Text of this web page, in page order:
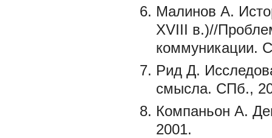
Малинов А.
XVIII в.)//
коммуникации.
Рид Д.
смысла. СПб.,
Компаньон А.
2001.